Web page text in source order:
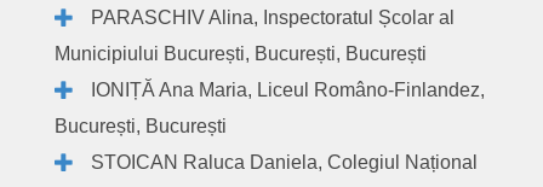
PARASCHIV Alina, Inspectoratul Școlar al
Municipiului București, București, București
IONIȚĂ Ana Maria, Liceul Româno-Finlandez,
București, București
STOICAN Raluca Daniela, Colegiul Național